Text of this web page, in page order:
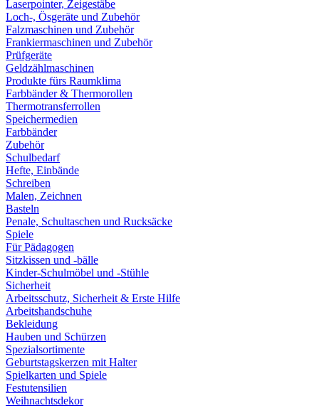
Laserpointer, Zeigestäbe
Loch-, Ösgeräte und Zubehör
Falzmaschinen und Zubehör
Frankiermaschinen und Zubehör
Prüfgeräte
Geldzählmaschinen
Produkte fürs Raumklima
Farbbänder & Thermorollen
Thermotransferrollen
Speichermedien
Farbbänder
Zubehör
Schulbedarf
Hefte, Einbände
Schreiben
Malen, Zeichnen
Basteln
Penale, Schultaschen und Rucksäcke
Spiele
Für Pädagogen
Sitzkissen und -bälle
Kinder-Schulmöbel und -Stühle
Sicherheit
Arbeitsschutz, Sicherheit & Erste Hilfe
Arbeitshandschuhe
Bekleidung
Hauben und Schürzen
Spezialsortimente
Geburtstagskerzen mit Halter
Spielkarten und Spiele
Festutensilien
Weihnachtsdekor